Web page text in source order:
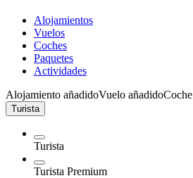
Alojamientos
Vuelos
Coches
Paquetes
Actividades
Alojamiento añadidoVuelo añadidoCoche
Turista
Turista
Turista Premium